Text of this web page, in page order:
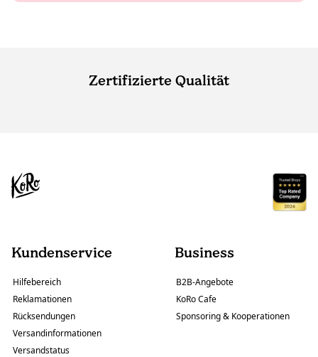
Zertifizierte Qualität
Kundenservice
Hilfebereich
Reklamationen
Rücksendungen
Versandinformationen
Versandstatus
Business
B2B-Angebote
KoRo Cafe
Sponsoring & Kooperationen